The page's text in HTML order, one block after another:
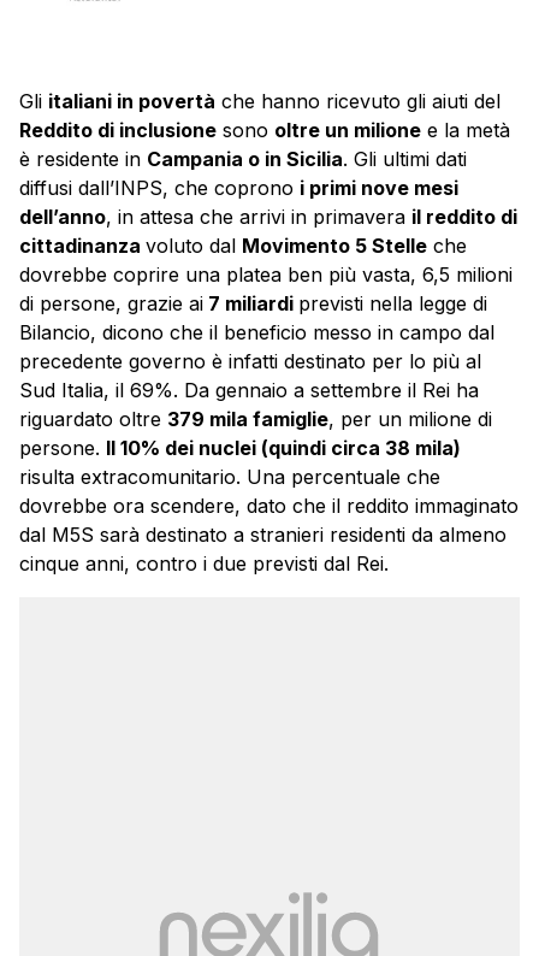
Gli italiani in povertà che hanno ricevuto gli aiuti del
Reddito di inclusione sono oltre un milione e la metà
è residente in Campania o in Sicilia. Gli ultimi dati
diffusi dall’INPS, che coprono i primi nove mesi
dell’anno, in attesa che arrivi in primavera il reddito di
cittadinanza voluto dal Movimento 5 Stelle che
dovrebbe coprire una platea ben più vasta, 6,5 milioni
di persone, grazie ai 7 miliardi previsti nella legge di
Bilancio, dicono che il beneficio messo in campo dal
precedente governo è infatti destinato per lo più al
Sud Italia, il 69%. Da gennaio a settembre il Rei ha
riguardato oltre 379 mila famiglie, per un milione di
persone. Il 10% dei nuclei (quindi circa 38 mila)
risulta extracomunitario. Una percentuale che
dovrebbe ora scendere, dato che il reddito immaginato
dal M5S sarà destinato a stranieri residenti da almeno
cinque anni, contro i due previsti dal Rei.